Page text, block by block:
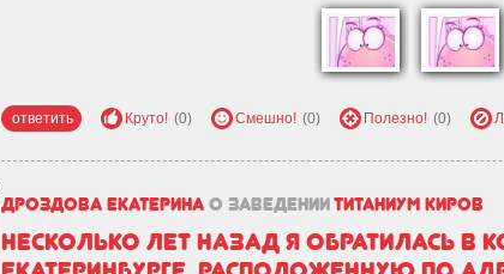
ответить Круто! (0) Смешно! (0) Полезно! (0)
Дроздова Екатерина о заведенииТитаниум Киров
Несколько лет назад я обратилась в